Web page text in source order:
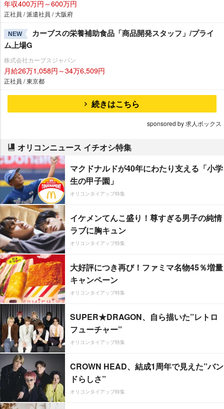
年収400万円～600万円
正社員 / 派遣社員 / 大阪府
NEW
カーブスの栄養補助食品「商品開発スタッフ」/プライ
ム上場G
株式会社カーブスジャパン
月給26万1,058円～34万6,509円
正社員 / 東京都
続きはこちら
sponsored by 求人ボックス
オリコンニュース イチオシ特集
マクドナルドが40年にわたり支える「小学
生の甲子園」
オリコンタイアップ特集
イケメンてんこ盛り！尊すぎる男子の純情
ラブに胸キュン
オリコンタイアップ特集
大好評につき再び！ファミマ名物45％増量
キャンペーン
オリコンタイアップ特集
SUPER★DRAGON、自ら描いた”レトロ
フューチャー”
オリコンタイアップ特集
CROWN HEAD、結成1周年で見えた”バン
ドらしさ”
オリコンタイアップ特集